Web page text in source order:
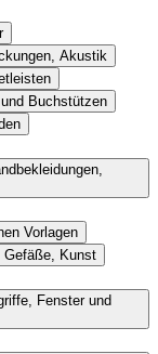
Akustik
Buchstützen
Vorlagen
Gefäße, Kunst
Fenster und